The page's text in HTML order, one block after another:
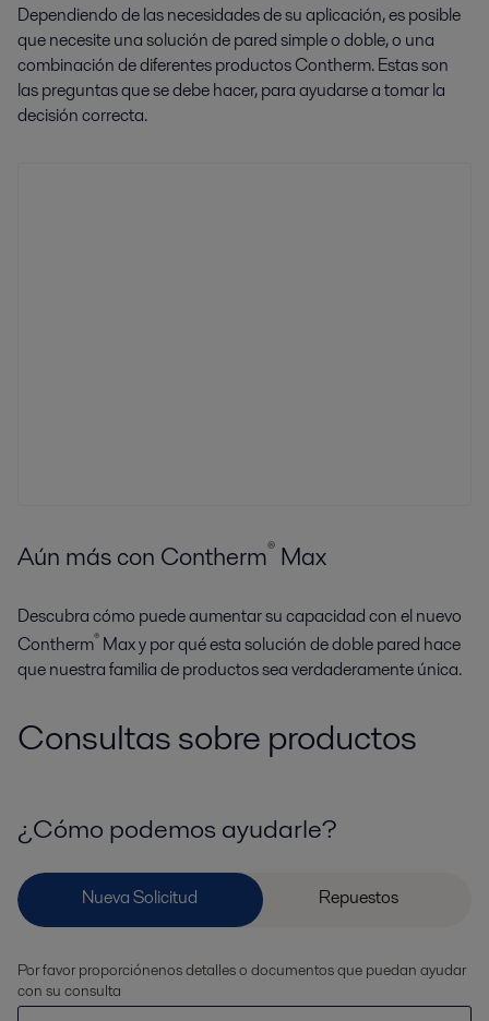
Dependiendo de las necesidades de su aplicación, es posible
que necesite una solución de pared simple o doble, o una
combinación de diferentes productos Contherm. Estas son
las preguntas que se debe hacer, para ayudarse a tomar la
decisión correcta.
Aún más con Contherm® Max
Descubra cómo puede aumentar su capacidad con el nuevo
Contherm® Max y por qué esta solución de doble pared hace
que nuestra familia de productos sea verdaderamente única.
Consultas sobre productos
¿Cómo podemos ayudarle?
Por favor proporciónenos detalles o documentos que puedan ayudar
con su consulta